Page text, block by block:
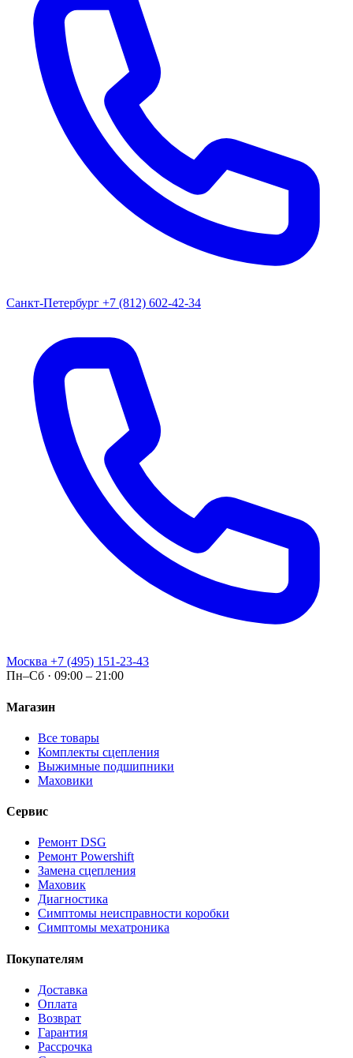
Санкт-Петербург +7 (812) 602-42-34
Москва +7 (495) 151-23-43
Пн–Сб · 09:00 – 21:00
Магазин
Все товары
Комплекты сцепления
Выжимные подшипники
Маховики
Сервис
Ремонт DSG
Ремонт Powershift
Замена сцепления
Маховик
Диагностика
Симптомы неисправности коробки
Симптомы мехатроника
Покупателям
Доставка
Оплата
Возврат
Гарантия
Рассрочка